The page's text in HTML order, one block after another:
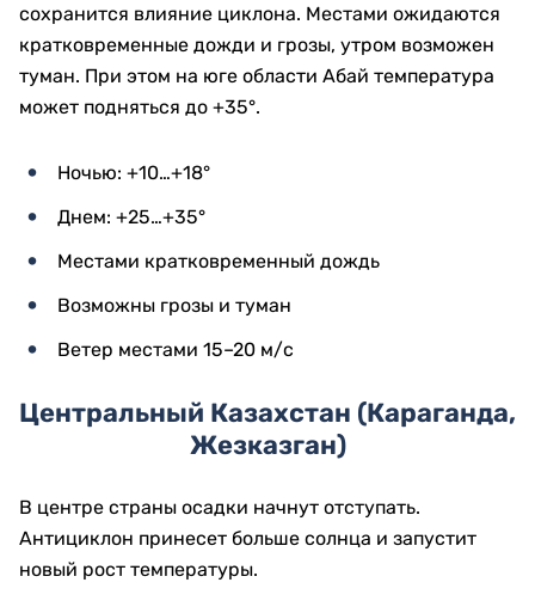
сохранится влияние циклона. Местами ожидаются
кратковременные дожди и грозы, утром возможен
туман. При этом на юге области Абай температура
может подняться до +35°.
Ночью: +10…+18°
Днем: +25…+35°
Местами кратковременный дождь
Возможны грозы и туман
Ветер местами 15–20 м/с
Центральный Казахстан (Караганда,
Жезказган)
В центре страны осадки начнут отступать.
Антициклон принесет больше солнца и запустит
новый рост температуры.